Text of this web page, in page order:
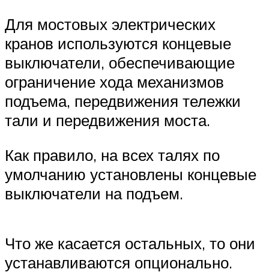
Для мостовых электрических
кранов используются концевые
выключатели, обеспечивающие
ограничение хода механизмов
подъема, передвижения тележки
тали и передвижения моста.
Как правило, на всех талях по
умолчанию установлены концевые
выключатели на подъем.
Что же касается остальных, то они
устанавливаются опционально.